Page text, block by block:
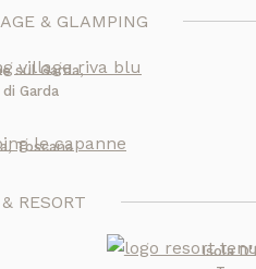
& GLAMPING
sul Garda,
Garda
Toscana
RESORT
Isola